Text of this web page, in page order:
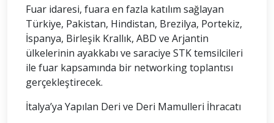
Fuar idaresi, fuara en fazla katılım sağlayan
Türkiye, Pakistan, Hindistan, Brezilya, Portekiz,
İspanya, Birleşik Krallık, ABD ve Arjantin
ülkelerinin ayakkabı ve saraciye STK temsilcileri
ile fuar kapsamında bir networking toplantısı
gerçekleştirecek.
İtalya’ya Yapılan Deri ve Deri Mamulleri İhracatı